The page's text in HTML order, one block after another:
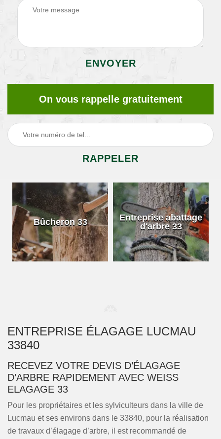
On vous rappelle gratuitement
Bûcheron 33
Entreprise abattage
d'arbre 33
ENTREPRISE ÉLAGAGE LUCMAU
33840
RECEVEZ VOTRE DEVIS D’ÉLAGAGE
D’ARBRE RAPIDEMENT AVEC WEISS
ELAGAGE 33
Pour les propriétaires et les sylviculteurs dans la ville de
Lucmau et ses environs dans le 33840, pour la réalisation
de travaux d’élagage d’arbre, il est recommandé de